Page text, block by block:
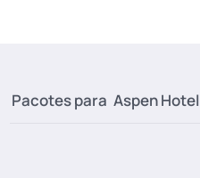
Pacotes para Aspen Hotel